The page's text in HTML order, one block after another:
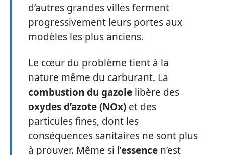
d’autres grandes villes ferment
progressivement leurs portes aux
modèles les plus anciens.
Le cœur du problème tient à la
nature même du carburant. La
combustion du gazole libère des
oxydes d’azote (NOx) et des
particules fines, dont les
conséquences sanitaires ne sont plus
à prouver. Même si l’essence n’est